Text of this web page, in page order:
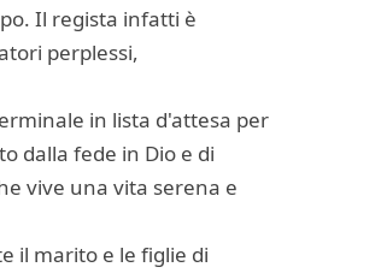
Il regista infatti è
perplessi,
in lista d'attesa per
dalla fede in Dio e di
vive una vita serena e
il marito e le figlie di